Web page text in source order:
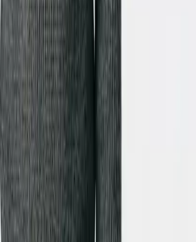
for Kids
IA?